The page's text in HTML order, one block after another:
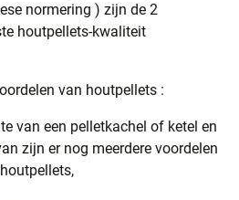
normering ) zijn de 2
houtpellets-kwaliteit
van houtpellets :
van een pelletkachel of ketel en
zijn er nog meerdere voordelen